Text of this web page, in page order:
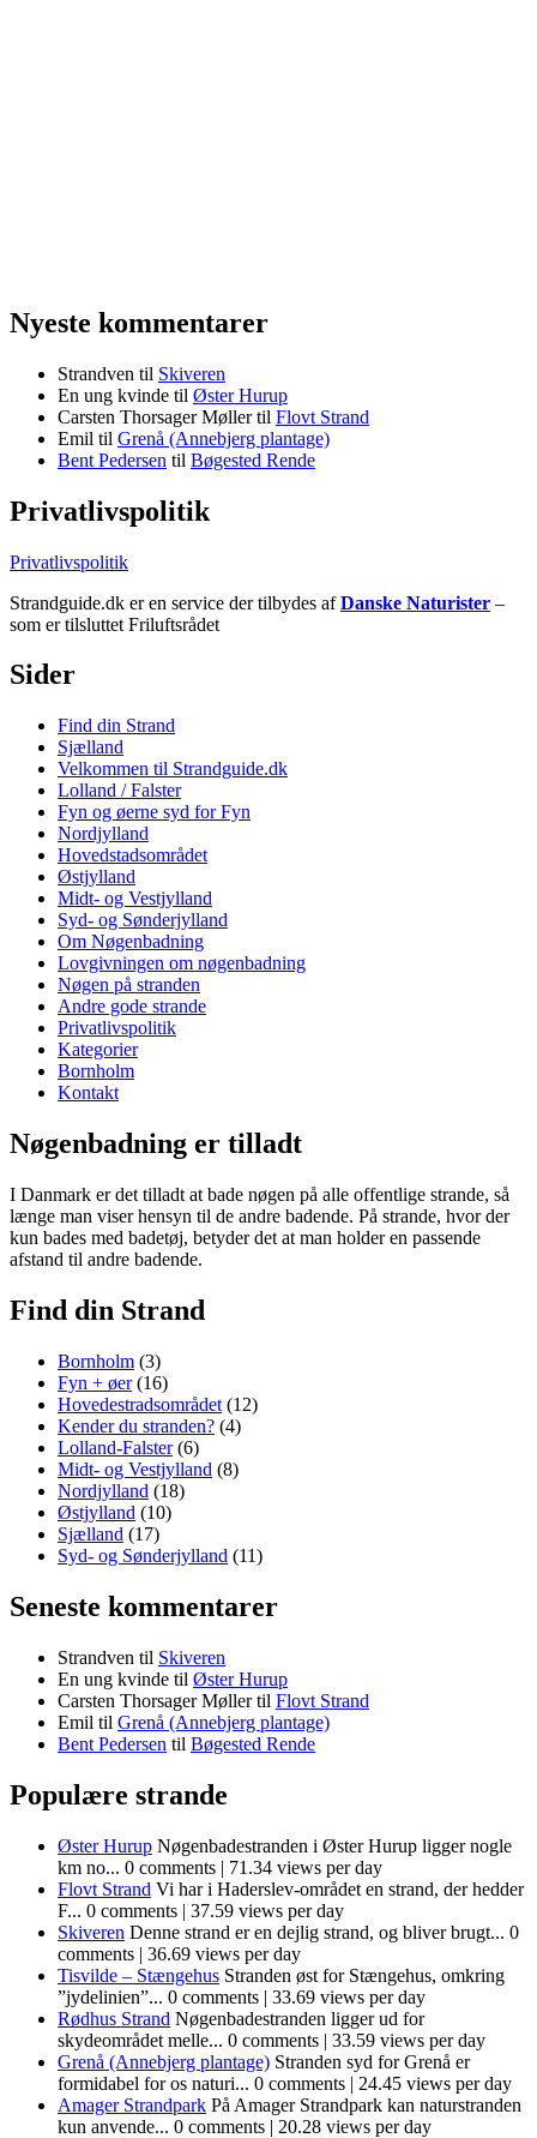
Nyeste kommentarer
Strandven til Skiveren
En ung kvinde til Øster Hurup
Carsten Thorsager Møllertil Flovt Strand
Emil til Grenå (Annebjerg plantage)
Bent Pedersen til Bøgested Rende
Privatlivspolitik
Privatlivspolitik
Strandguide.dk er en service der tilbydes afDanske Naturister –
som er tilsluttet Friluftsrådet
Sider
Find din Strand
Sjælland
Velkommen til Strandguide.dk
Lolland / Falster
Fyn og øerne syd for Fyn
Nordjylland
Hovedstadsområdet
Østjylland
Midt- og Vestjylland
Syd- og Sønderjylland
Om Nøgenbadning
Lovgivningen om nøgenbadning
Nøgen på stranden
Andre gode strande
Privatlivspolitik
Kategorier
Bornholm
Kontakt
Nøgenbadning er tilladt
I Danmark er det tilladt at bade nøgen på alle offentlige strande, så
længe man viser hensyn til de andre badende. På strande, hvor der
kun bades med badetøj, betyder det at man holder en passende
afstand til andre badende.
Find din Strand
Bornholm (3)
Fyn + øer(16)
Hovedestradsområdet (12)
Kender du stranden? (4)
Lolland-Falster(6)
Midt- og Vestjylland (8)
Nordjylland (18)
Østjylland (10)
Sjælland (17)
Syd- og Sønderjylland (11)
Seneste kommentarer
Strandven til Skiveren
En ung kvinde til Øster Hurup
Carsten Thorsager Møllertil Flovt Strand
Emil til Grenå (Annebjerg plantage)
Bent Pedersen til Bøgested Rende
Populære strande
Øster Hurup Nøgenbadestranden i Øster Hurup ligger nogle
km no... 0 comments | 71.34 views per day
Flovt Strand Vi har i Haderslev-området en strand, der hedder
F... 0 comments | 37.59 views per day
Skiveren Denne strand er en dejlig strand, og bliver brugt... 0
comments | 36.69 views per day
Tisvilde – Stængehus Stranden øst for Stængehus, omkring
”jydelinien”... 0 comments | 33.69 views per day
Rødhus Strand Nøgenbadestranden ligger ud for
skydeområdet melle... 0 comments | 33.59 views per day
Grenå (Annebjerg plantage) Stranden syd for Grenå er
formidabel for os naturi... 0 comments | 24.45 views per day
Amager Strandpark På Amager Strandpark kan naturstranden
kun anvende... 0 comments | 20.28 views per day